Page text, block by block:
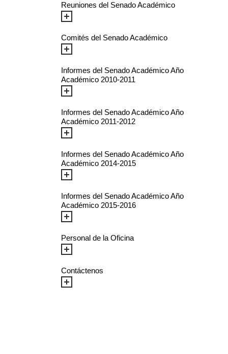
Reuniones del Senado Académico
Comités del Senado Académico
Informes del Senado Académico Año
Académico 2010-2011
Informes del Senado Académico Año
Académico 2011-2012
Informes del Senado Académico Año
Académico 2014-2015
Informes del Senado Académico Año
Académico 2015-2016
Personal de la Oficina
Contáctenos